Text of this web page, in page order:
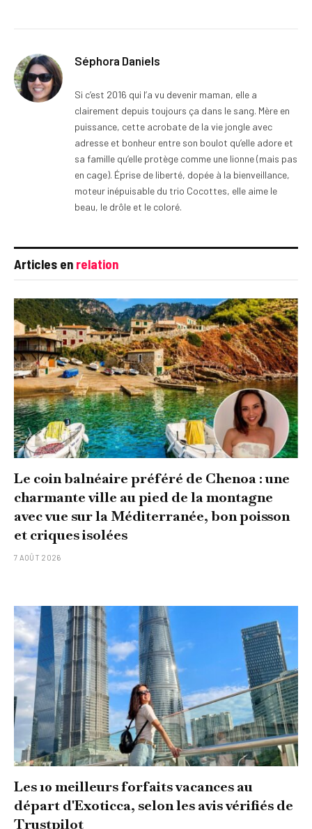
Séphora Daniels
Si c’est 2016 qui l’a vu devenir maman, elle a
clairement depuis toujours ça dans le sang. Mère en
puissance, cette acrobate de la vie jongle avec
adresse et bonheur entre son boulot qu’elle adore et
sa famille qu’elle protège comme une lionne (mais pas
en cage). Éprise de liberté, dopée à la bienveillance,
moteur inépuisable du trio Cocottes, elle aime le
beau, le drôle et le coloré.
Articles en relation
Le coin balnéaire préféré de Chenoa : une
charmante ville au pied de la montagne
avec vue sur la Méditerranée, bon poisson
et criques isolées
7 AOÛT 2026
Les 10 meilleurs forfaits vacances au
départ d'Exoticca, selon les avis vérifiés de
Trustpilot